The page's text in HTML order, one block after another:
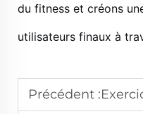
du fitness et créons
utilisateurs finaux à
Précédent :Exercices